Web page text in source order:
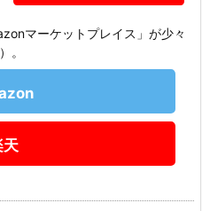
マーケットプレイス」が少々
。
天